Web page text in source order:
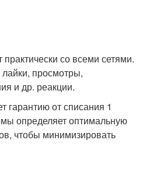
со всеми сетями.
просмотры,
и др. реакции.
гарантию от списания 1
определяет оптимальную
чтобы минимизировать